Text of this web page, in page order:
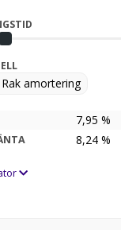
Rak amortering
7,95 %
8,24 %